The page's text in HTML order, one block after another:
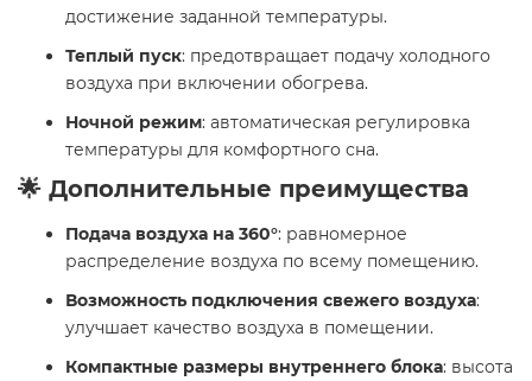
достижение заданной температуры.
Теплый пуск: предотвращает подачу холодного
воздуха при включении обогрева.
Ночной режим: автоматическая регулировка
температуры для комфортного сна.
🌟 Дополнительные преимущества
Подача воздуха на 360°: равномерное
распределение воздуха по всему помещению.
Возможность подключения свежего воздуха:
улучшает качество воздуха в помещении.
Компактные размеры внутреннего блока: высота